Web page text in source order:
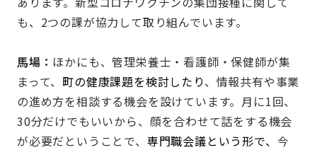
も、2つの課が協力して取り組んでいます。
馬場： ほかにも、管理栄養士・看護師・保健師が集
まって、 町の健康課題を検討したり、情報共有や事業
の進め方を相談する機会を設けています。月に1回、
30分だけでもいいから、顔を合わせて話をする機会
が必要だということで、 専門職会議という形で、 今